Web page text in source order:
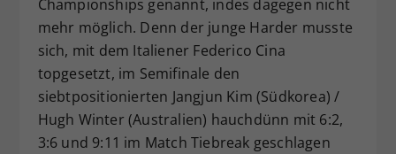
Championships genannt, indes dagegen nicht
mehr möglich. Denn der junge Harder musste
sich, mit dem Italiener Federico Cina
topgesetzt, im Semifinale den
siebtpositionierten Jangjun Kim (Südkorea) /
Hugh Winter (Australien) hauchdünn mit 6:2,
3:6 und 9:11 im Match Tiebreak geschlagen